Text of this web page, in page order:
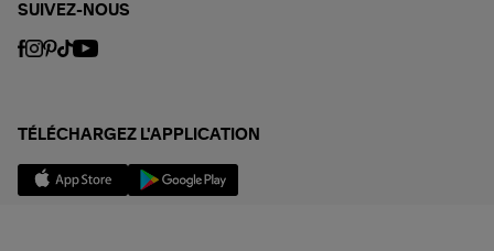
SUIVEZ-NOUS
TÉLÉCHARGEZ L'APPLICATION